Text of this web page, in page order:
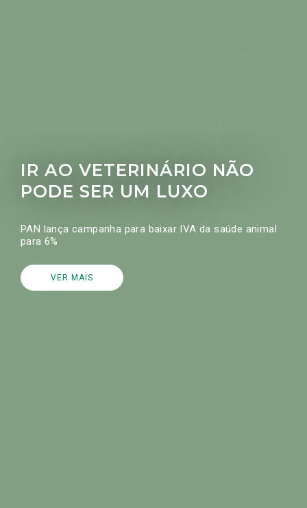
IR AO VETERINÁRIO NÃO
PODE SER UM LUXO
PAN lança campanha para baixar IVA da saúde animal
para 6%
VER MAIS